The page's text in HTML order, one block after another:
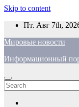
Skip to content
Пт. Авг 7th,
Мировые новости
Информационный